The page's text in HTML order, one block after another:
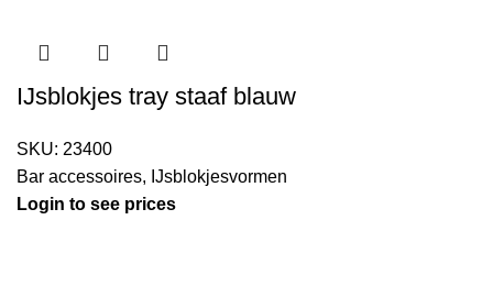
IJsblokjes tray staaf blauw
SKU: 23400
Bar accessoires, IJsblokjesvormen
Login to see prices